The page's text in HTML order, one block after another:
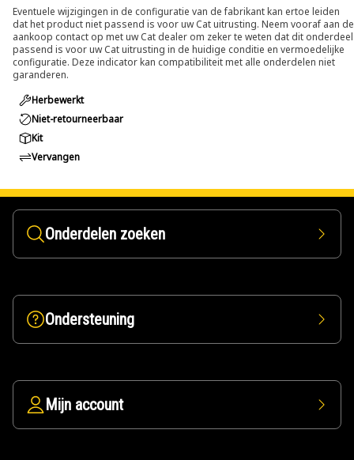
Eventuele wijzigingen in de configuratie van de fabrikant kan ertoe leiden
dat het product niet passend is voor uw Cat uitrusting. Neem vooraf aan de
aankoop contact op met uw Cat dealer om zeker te weten dat dit onderdeel
passend is voor uw Cat uitrusting in de huidige conditie en vermoedelijke
configuratie. Deze indicator kan compatibiliteit met alle onderdelen niet
garanderen.
Herbewerkt
Niet-retourneerbaar
Kit
Vervangen
Onderdelen zoeken
Ondersteuning
Mijn account